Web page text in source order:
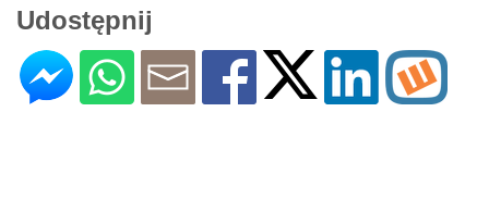
Udostępnij